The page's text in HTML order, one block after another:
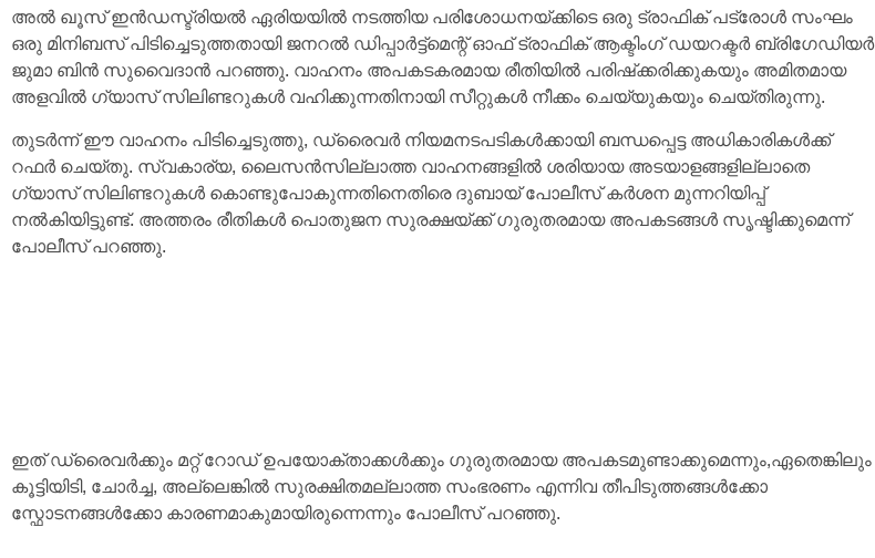
അൽ ഖൂസ് ഇൻഡസ്ട്രിയൽ ഏരിയയിൽ നടത്തിയ പരിശോധനയ്ക്കിടെ ഒരു ട്രാഫിക് പട്രോൾ സംഘം
ഒരു മിനിബസ് പിടിച്ചെടുത്തതായി ജനറൽ ഡിപ്പാർട്ട്‌മെന്റ് ഓഫ് ട്രാഫിക് ആക്ടിംഗ് ഡയറക്ടർ ബ്രിഗേഡിയർ
ജുമാ ബിൻ സുവൈദാൻ പറഞ്ഞു. വാഹനം അപകടകരമായ രീതിയിൽ പരിഷ്‌ക്കരിക്കുകയും അമിതമായ
അളവിൽ ഗ്യാസ് സിലിണ്ടറുകൾ വഹിക്കുന്നതിനായി സീറ്റുകൾ നീക്കം ചെയ്യുകയും ചെയ്തിരുന്നു.
തുടർന്ന് ഈ വാഹനം പിടിച്ചെടുത്തു, ഡ്രൈവർ നിയമനടപടികൾക്കായി ബന്ധപ്പെട്ട അധികാരികൾക്ക്
റഫർ ചെയ്തു. സ്വകാര്യ, ലൈസൻസില്ലാത്ത വാഹനങ്ങളിൽ ശരിയായ അടയാളങ്ങളില്ലാതെ
ഗ്യാസ് സിലിണ്ടറുകൾ കൊണ്ടുപോകുന്നതിനെതിരെ ദുബായ് പോലീസ് കർശന മുന്നറിയിപ്പ്
നൽകിയിട്ടുണ്ട്. അത്തരം രീതികൾ പൊതുജന സുരക്ഷയ്ക്ക് ഗുരുതരമായ അപകടങ്ങൾ സൃഷ്ടിക്കുമെന്ന്
പോലീസ് പറഞ്ഞു.
ഇത് ഡ്രൈവർക്കും മറ്റ് റോഡ് ഉപയോക്താക്കൾക്കും ഗുരുതരമായ അപകടമുണ്ടാക്കുമെന്നും,ഏതെങ്കിലും
കൂട്ടിയിടി, ചോർച്ച, അല്ലെങ്കിൽ സുരക്ഷിതമല്ലാത്ത സംഭരണം എന്നിവ തീപിടുത്തങ്ങൾക്കോ ​​
സ്ഫോടനങ്ങൾക്കോ ​​കാരണമാകുമായിരുന്നെന്നും പോലീസ് പറഞ്ഞു.